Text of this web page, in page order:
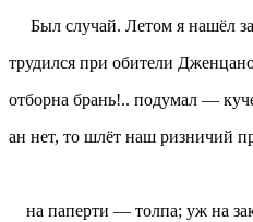
Был случай. Летом я нашёл
трудился при обители
отборна брань!.. подумал —
ан нет, то шлёт наш ризничий
на паперти — толпа; уж на